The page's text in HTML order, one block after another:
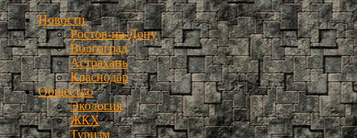
Новости
Ростов-на-Дону
Волгоград
Астрахань
Краснодар
Общество
Экология
ЖКХ
Туризм